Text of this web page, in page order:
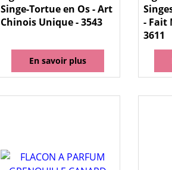
Singe-Tortue en Os - Art
Chinois Unique - 3543
En savoir plus
- Fait
3611